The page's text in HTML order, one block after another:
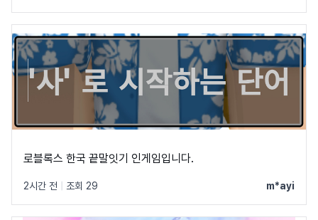
로블록스 한국 끝말잇기 인게임입니다.
2시간 전 조회 29 m*ayi